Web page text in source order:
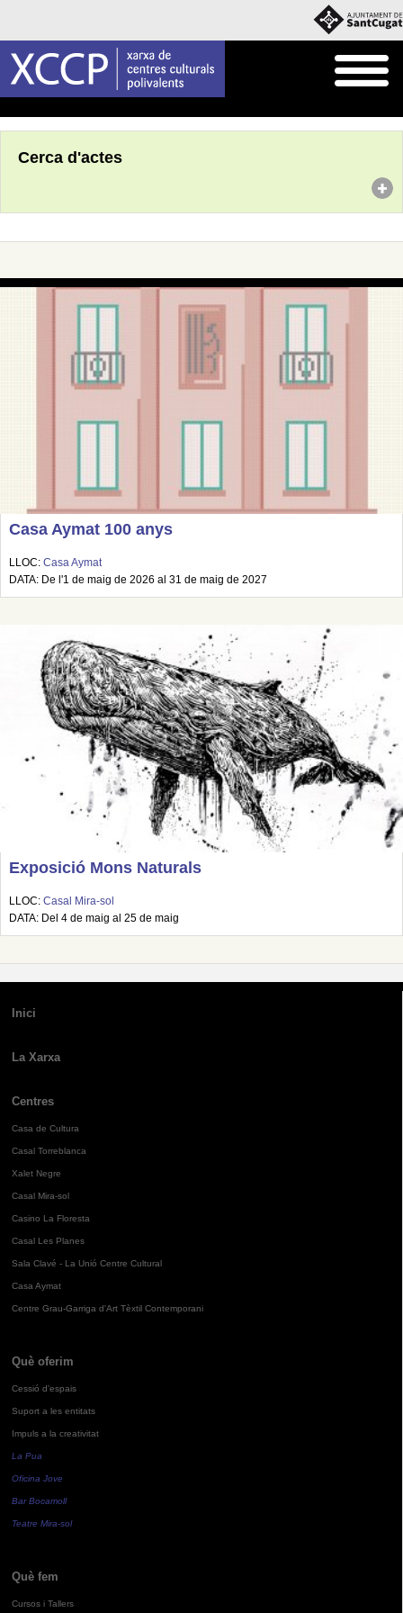
Cerca d'actes
Casa Aymat 100 anys
LLOC: Casa Aymat
DATA: De l'1 de maig de 2026 al 31 de maig de 2027
Exposició Mons Naturals
LLOC: Casal Mira-sol
DATA: Del 4 de maig al 25 de maig
Inici
La Xarxa
Centres
Casa de Cultura
Casal Torreblanca
Xalet Negre
Casal Mira-sol
Casino La Floresta
Casal Les Planes
Sala Clavé - La Unió Centre Cultural
Casa Aymat
Centre Grau-Garriga d'Art Tèxtil Contemporani
Què oferim
Cessió d'espais
Suport a les entitats
Impuls a la creativitat
La Pua
Oficina Jove
Bar Bocamoll
Teatre Mira-sol
Què fem
Cursos i Tallers